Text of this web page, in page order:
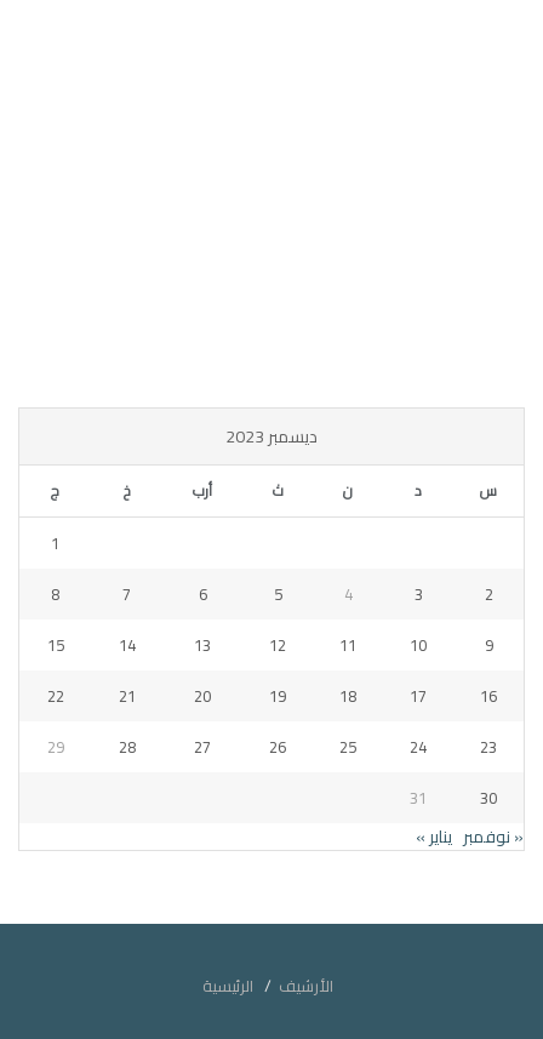
ديسمبر 2023
س د ن ث أرب خ ج
1
2
3
4
5
6
7
8
9
10
11
12
13
14
15
16
17
18
19
20
21
22
23
24
25
26
27
28
29
30
31
« نوفمبر يناير »
الأرشيف الرئيسية